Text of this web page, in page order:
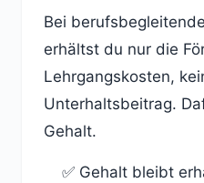
Bei
erhältst du nur die
Lehrgangskosten,
Unterhaltsbeitrag.
Gehalt.
✅ Gehalt bleibt